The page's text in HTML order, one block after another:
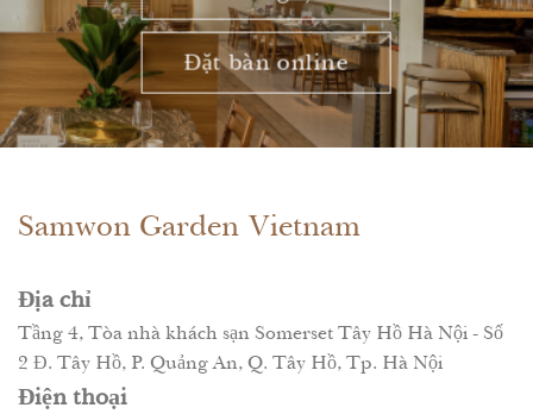
Đặt bàn online
Samwon Garden Vietnam
Địa chỉ
Tầng 4, Tòa nhà khách sạn Somerset Tây Hồ Hà Nội - Số
2 Đ. Tây Hồ, P. Quảng An, Q. Tây Hồ, Tp. Hà Nội
Điện thoại